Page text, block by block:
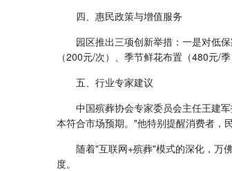
四、惠民政策与增值服务
园区推出三项创新举措：一是对低
（200元/次）、季节鲜花布置（480元/
五、行业专家建议
中国殡葬协会专家委员会主任王建
本符合市场预期。"他特别提醒消费者，
随着"互联网+殡葬"模式的深化，万
度。